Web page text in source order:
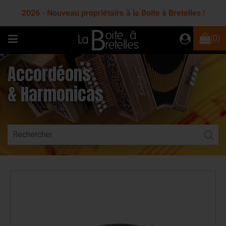
2026 - Nouveau propriétaire à la Boite à Bretelles !
(0)
Accordéons
& Harmonicas